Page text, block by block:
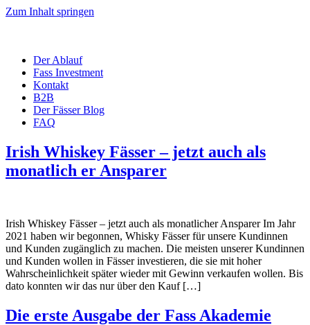
Zum Inhalt springen
Der Ablauf
Fass Investment
Kontakt
B2B
Der Fässer Blog
FAQ
Irish Whiskey Fässer – jetzt auch als
monatlich er Ansparer
Irish Whiskey Fässer – jetzt auch als monatlicher Ansparer Im Jahr
2021 haben wir begonnen, Whisky Fässer für unsere Kundinnen
und Kunden zugänglich zu machen. Die meisten unserer Kundinnen
und Kunden wollen in Fässer investieren, die sie mit hoher
Wahrscheinlichkeit später wieder mit Gewinn verkaufen wollen. Bis
dato konnten wir das nur über den Kauf […]
Die erste Ausgabe der Fass Akademie